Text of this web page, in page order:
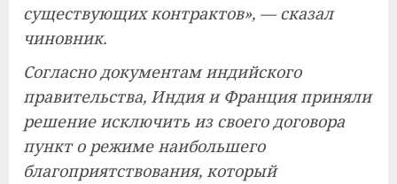
существующих контрактов», — сказал
чиновник.
Согласно документам индийского
правительства, Индия и Франция приняли
решение исключить из своего договора
пункт о режиме наибольшего
благоприятствования, который